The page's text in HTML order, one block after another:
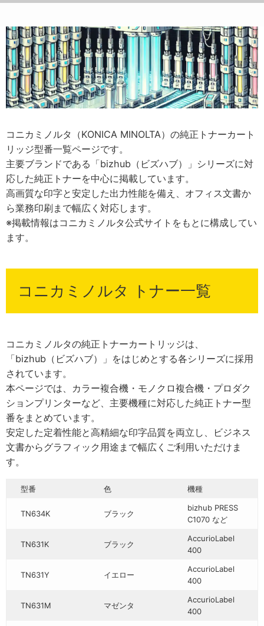
コニカミノルタ（KONICA MINOLTA）の純正トナーカート
リッジ型番一覧ページです。
主要ブランドである「bizhub（ビズハブ）」シリーズに対
応した純正トナーを中心に掲載しています。
高画質な印字と安定した出力性能を備え、オフィス文書か
ら業務印刷まで幅広く対応します。
※掲載情報はコニカミノルタ公式サイトをもとに構成してい
ます。
コニカミノルタ トナー一覧
コニカミノルタの純正トナーカートリッジは、
「bizhub（ビズハブ）」をはじめとする各シリーズに採用
されています。
本ページでは、カラー複合機・モノクロ複合機・プロダク
ションプリンターなど、主要機種に対応した純正トナー型
番をまとめています。
安定した定着性能と高精細な印字品質を両立し、ビジネス
文書からグラフィック用途まで幅広くご利用いただけま
す。
型番 色 機種
TN634K ブラック
bizhub PRESS
C1070 など
TN631K ブラック
AccurioLabel
400
TN631Y イエロー
AccurioLabel
400
TN631M マゼンタ
AccurioLabel
400